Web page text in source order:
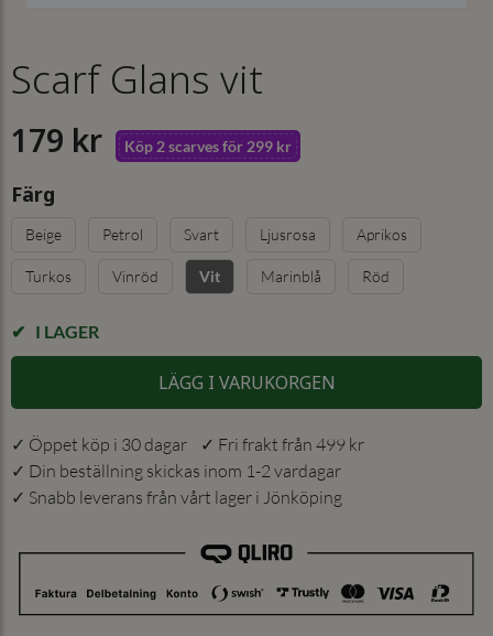
Scarf Glans vit
179 kr Köp 2 scarves för 299 kr
Färg
Beige Petrol Svart Ljusrosa Aprikos
Turkos Vinröd Vit Marinblå Röd
I LAGER
LÄGG I VARUKORGEN
✓ Öppet köp i 30 dagar ✓ Fri frakt från 499 kr
✓ Din beställning skickas inom 1-2 vardagar
✓ Snabb leverans från vårt lager i Jönköping